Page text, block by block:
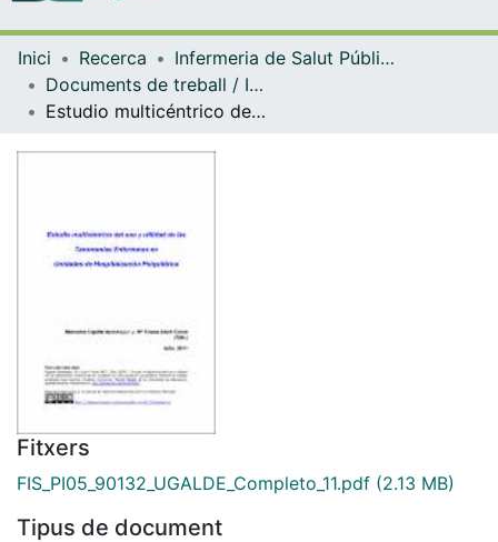
Navega per tot el DD
Com publicar
Inici Recerca
Infermeria de Salut Pública, Salut Mental i Maternoinfantil
Documents de treball / Informes (Infermeria de Salut Pública, Salut mental i Maternoinfantil)
Estudio multicéntrico del uso y utilidad de las taxonomías enfermeras en unidades de hospitalización psiquiátrica
Fitxers
FIS_PI05_90132_UGALDE_Completo_11.pdf (2.13 MB)
Tipus de document